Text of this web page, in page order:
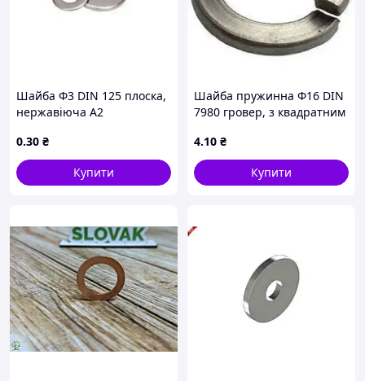
Шайба Ф3 DIN 125 плоска,
нержавіюча А2
0.30 ₴
Купити
Шайба пружинна Ф16 DIN
7980 гровер, з квадратним
сталь А2
4.10 ₴
Купити